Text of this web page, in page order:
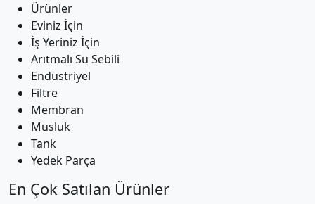
Ürünler
Eviniz İçin
İş Yeriniz İçin
Arıtmalı Su Sebili
Endüstriyel
Filtre
Membran
Musluk
Tank
Yedek Parça
En Çok Satılan Ürünler